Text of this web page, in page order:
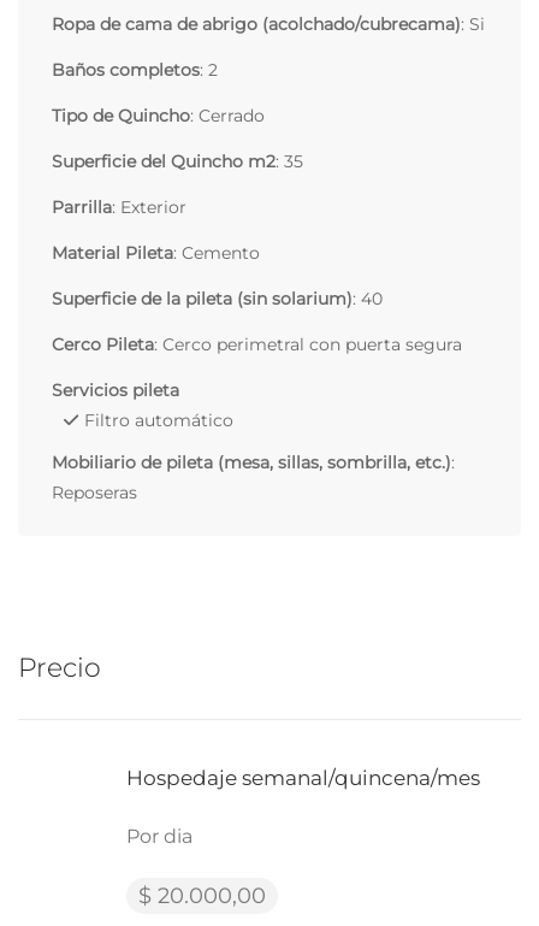
Ropa de cama de abrigo (acolchado/cubrecama): Si
Baños completos: 2
Tipo de Quincho: Cerrado
Superficie del Quincho m2: 35
Parrilla: Exterior
Material Pileta: Cemento
Superficie de la pileta (sin solarium): 40
Cerco Pileta: Cerco perimetral con puerta segura
Servicios pileta
Filtro automático
Mobiliario de pileta (mesa, sillas, sombrilla, etc.):
Reposeras
Precio
Hospedaje semanal/quincena/mes
Por dia
$ 20.000,00